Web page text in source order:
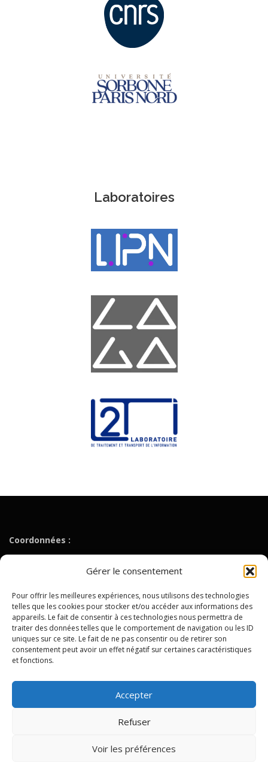
Gérer le consentement
Pour offrir les meilleures expériences, nous utilisons des technologies
telles que les cookies pour stocker et/ou accéder aux informations des
appareils. Le fait de consentir à ces technologies nous permettra de
traiter des données telles que le comportement de navigation ou les ID
uniques sur ce site. Le fait de ne pas consentir ou de retirer son
consentement peut avoir un effet négatif sur certaines caractéristiques
et fonctions.
Accepter
Refuser
Voir les préférences
Laboratoires
Coordonnées :
Mail :contact@lipn.univ-paris13.fr
Fédération de Recherche MathSTIC FR3734
Université Sorbonne Paris Nord
93430 Villetaneuse
Copyright © 2026 MathSTIC